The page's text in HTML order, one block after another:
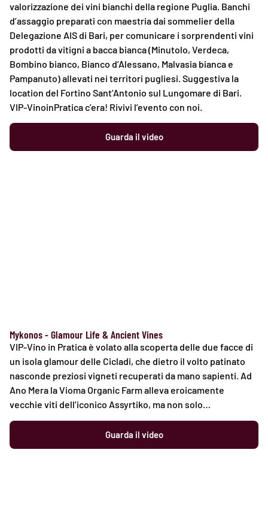
valorizzazione dei vini bianchi della regione Puglia. Banchi
d’assaggio preparati con maestria dai sommelier della
Delegazione AIS di Bari, per comunicare i sorprendenti vini
prodotti da vitigni a bacca bianca (Minutolo, Verdeca,
Bombino bianco, Bianco d’Alessano, Malvasia bianca e
Pampanuto) allevati nei territori pugliesi. Suggestiva la
location del Fortino Sant’Antonio sul Lungomare di Bari.
VIP-VinoinPratica c’era! Rivivi l’evento con noi.
Guarda il video
Mykonos - Glamour Life & Ancient Vines
VIP-Vino in Pratica è volato alla scoperta delle due facce di
un isola glamour delle Cicladi, che dietro il volto patinato
nasconde preziosi vigneti recuperati da mano sapienti. Ad
Ano Mera la Vioma Organic Farm alleva eroicamente
vecchie viti dell’iconico Assyrtiko, ma non solo…
Guarda il video